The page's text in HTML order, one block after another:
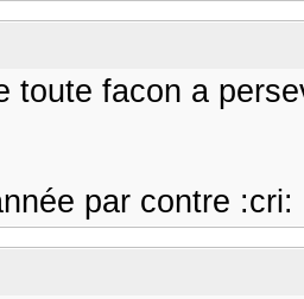
toute facon a
par contre